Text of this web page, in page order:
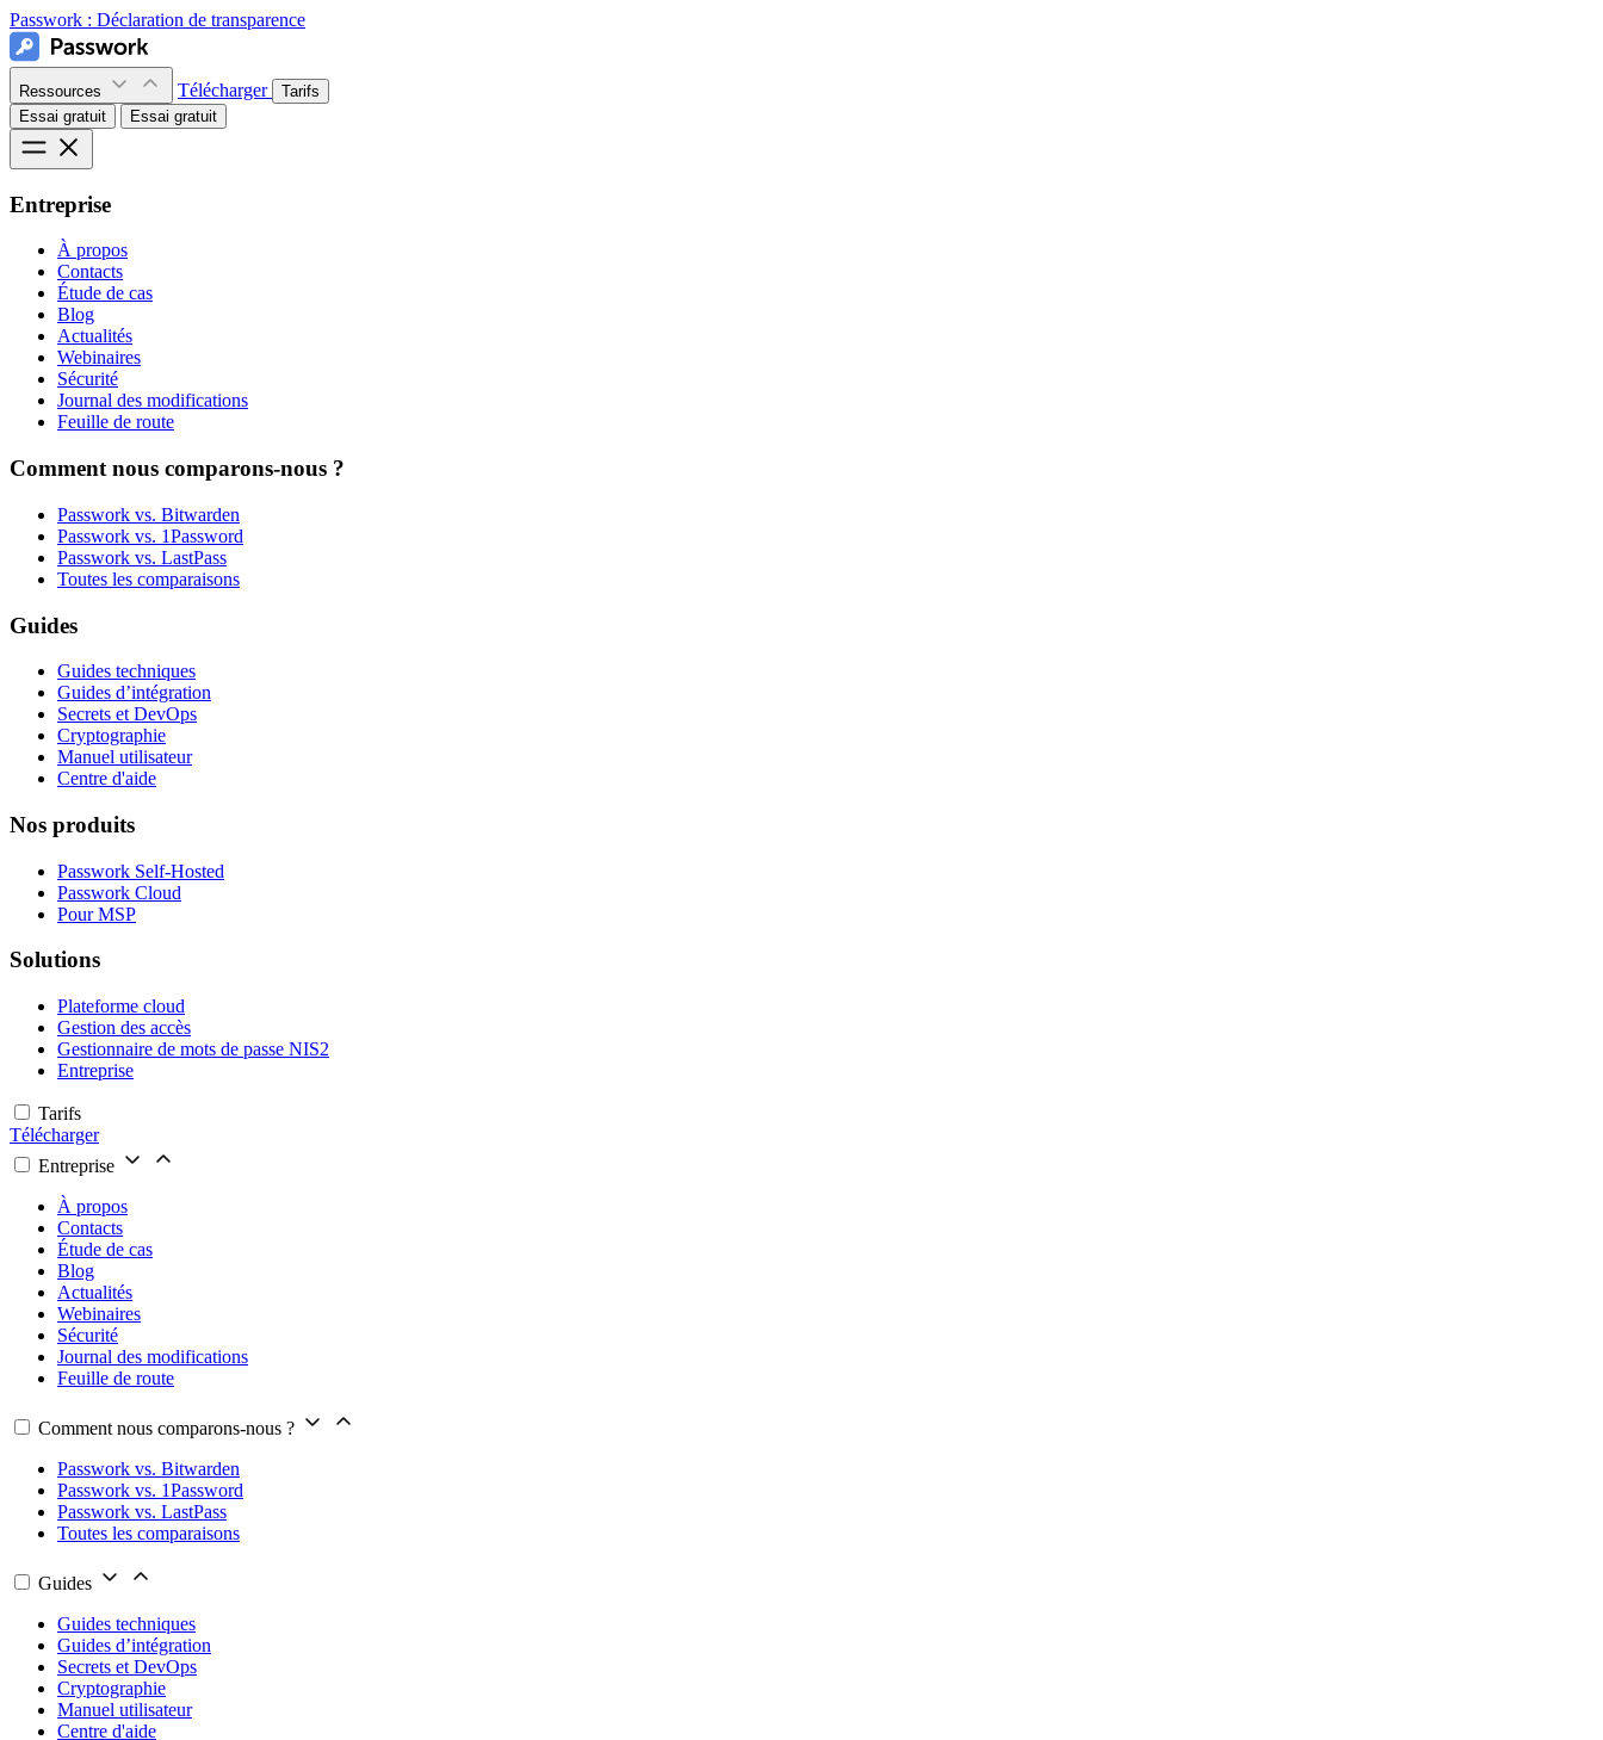
Passwork : Déclaration de transparence
Ressources Télécharger
Tarifs
Essai gratuit
Essai gratuit
Entreprise
À propos
Contacts
Étude de cas
Blog
Actualités
Webinaires
Sécurité
Journal des modifications
Feuille de route
Comment nous comparons-nous ?
Passwork vs. Bitwarden
Passwork vs. 1Password
Passwork vs. LastPass
Toutes les comparaisons
Guides
Guides techniques
Guides d’intégration
Secrets et DevOps
Cryptographie
Manuel utilisateur
Centre d'aide
Nos produits
Passwork Self-Hosted
Passwork Cloud
Pour MSP
Solutions
Plateforme cloud
Gestion des accès
Gestionnaire de mots de passe NIS2
Entreprise
Tarifs
Télécharger
Entreprise
À propos
Contacts
Étude de cas
Blog
Actualités
Webinaires
Sécurité
Journal des modifications
Feuille de route
Comment nous comparons-nous ?
Passwork vs. Bitwarden
Passwork vs. 1Password
Passwork vs. LastPass
Toutes les comparaisons
Guides
Guides techniques
Guides d’intégration
Secrets et DevOps
Cryptographie
Manuel utilisateur
Centre d'aide